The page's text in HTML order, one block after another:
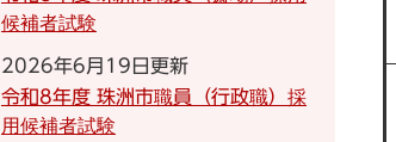
候補者試験
2026年6月19日更新
令和8年度 珠洲市職員（行政職）採
用候補者試験